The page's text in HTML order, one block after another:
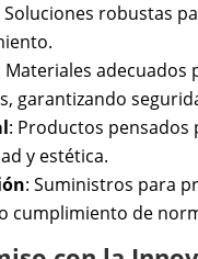
Soluciones robustas
Materiales adecuados
garantizando
: Productos
y estética.
: Suministros para
cumplimiento de